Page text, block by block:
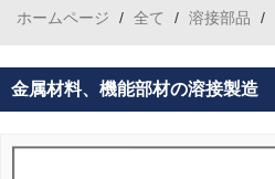
ホームページ / 全て / 溶接部品 /
金属材料、機能部材の溶接製造